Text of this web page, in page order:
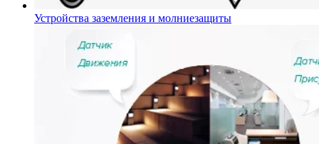
Устройства заземления и молниезащиты